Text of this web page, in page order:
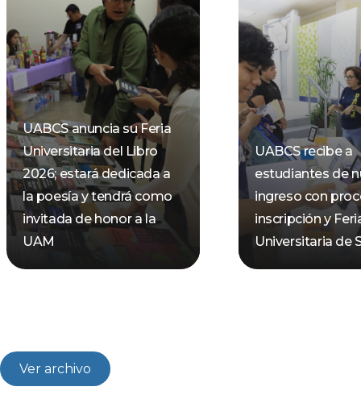
UABCS anuncia su Feria
Universitaria del Libro
2026; estará dedicada a
la poesía y tendrá como
invitada de honor a la
UAM
UABCS recibe a
estudiantes de
ingreso con
inscripción y
Universitaria de
Ver archivo